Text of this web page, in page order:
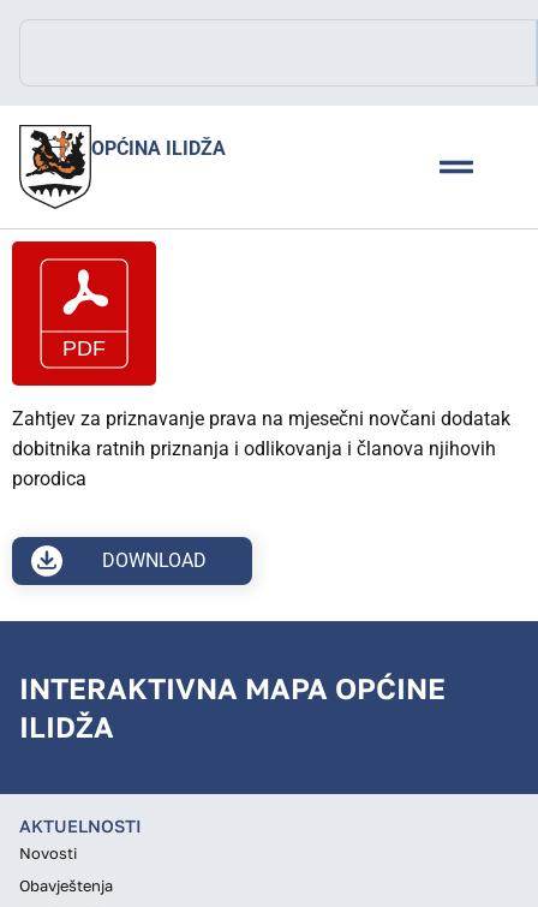
OPĆINA ILIDŽA
Zahtjev za priznavanje prava na mjesečni novčani dodatak
dobitnika ratnih priznanja i odlikovanja i članova njihovih
porodica
DOWNLOAD
INTERAKTIVNA MAPA OPĆINE
ILIDŽA
AKTUELNOSTI
Novosti
Obavještenja